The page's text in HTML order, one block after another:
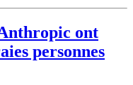
ont
personnes